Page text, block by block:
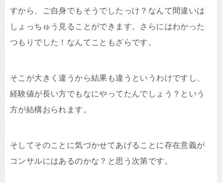
すから、ご自身でもそうでしたっけ？なんて間違いは
しょっちゅう見ることができます。さらにはわかった
つもりでした！なんてこともざらです。
そこが大きく違うから結果も違うというわけですし、
経験値が長い方でもなにやってたんでしょう？という
方が結構おられます。
そしてそのことに気づかせてあげることに存在意義が
コンサルにはあるのかな？と思う次第です。